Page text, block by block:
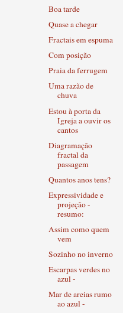
Boa tarde
Quase a chegar
Fractais em espuma
Com posição
Praia da ferrugem
Uma razão de
chuva
Estou à porta da
Igreja a ouvir os
cantos
Diagramação
fractal da
passagem
Quantos anos tens?
Expressividade e
projeção -
resumo:
Assim como quem
vem
Sozinho no inverno
Escarpas verdes no
azul -
Mar de areias rumo
ao azul -